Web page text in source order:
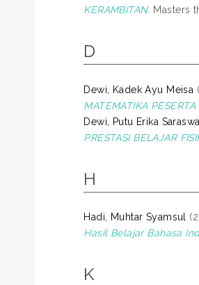
KERAMBITAN. Masters
D
Dewi, Kadek Ayu Meisa
MATEMATIKA PESERTA
Dewi, Putu Erika
PRESTASI BELAJAR
H
Hadi, Muhtar Syamsul
Hasil Belajar Bahasa
K